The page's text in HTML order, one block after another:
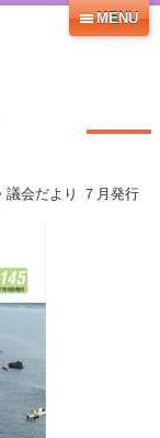
MENU
議会だより ７月発行